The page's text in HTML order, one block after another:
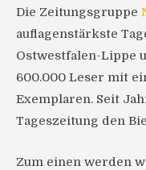
Die Zeitungsgruppe
auflagenstärkste
Ostwestfalen-Lippe
600.000 Leser mit
Exemplaren. Seit
Tageszeitung den
Zum einen werden